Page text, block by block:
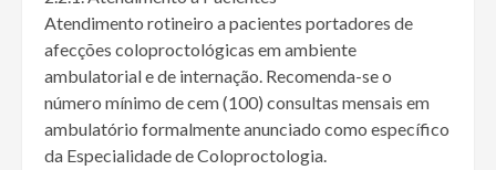
Atendimento rotineiro a pacientes portadores de
afecções coloproctológicas em ambiente
ambulatorial e de internação. Recomenda-se o
número mínimo de cem (100) consultas mensais em
ambulatório formalmente anunciado como específico
da Especialidade de Coloproctologia.